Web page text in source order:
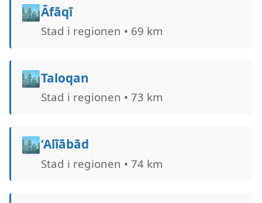
🏙️Āfāqī
Stad i regionen • 69 km
🏙️Taloqan
Stad i regionen • 73 km
🏙️‘Alīābād
Stad i regionen • 74 km